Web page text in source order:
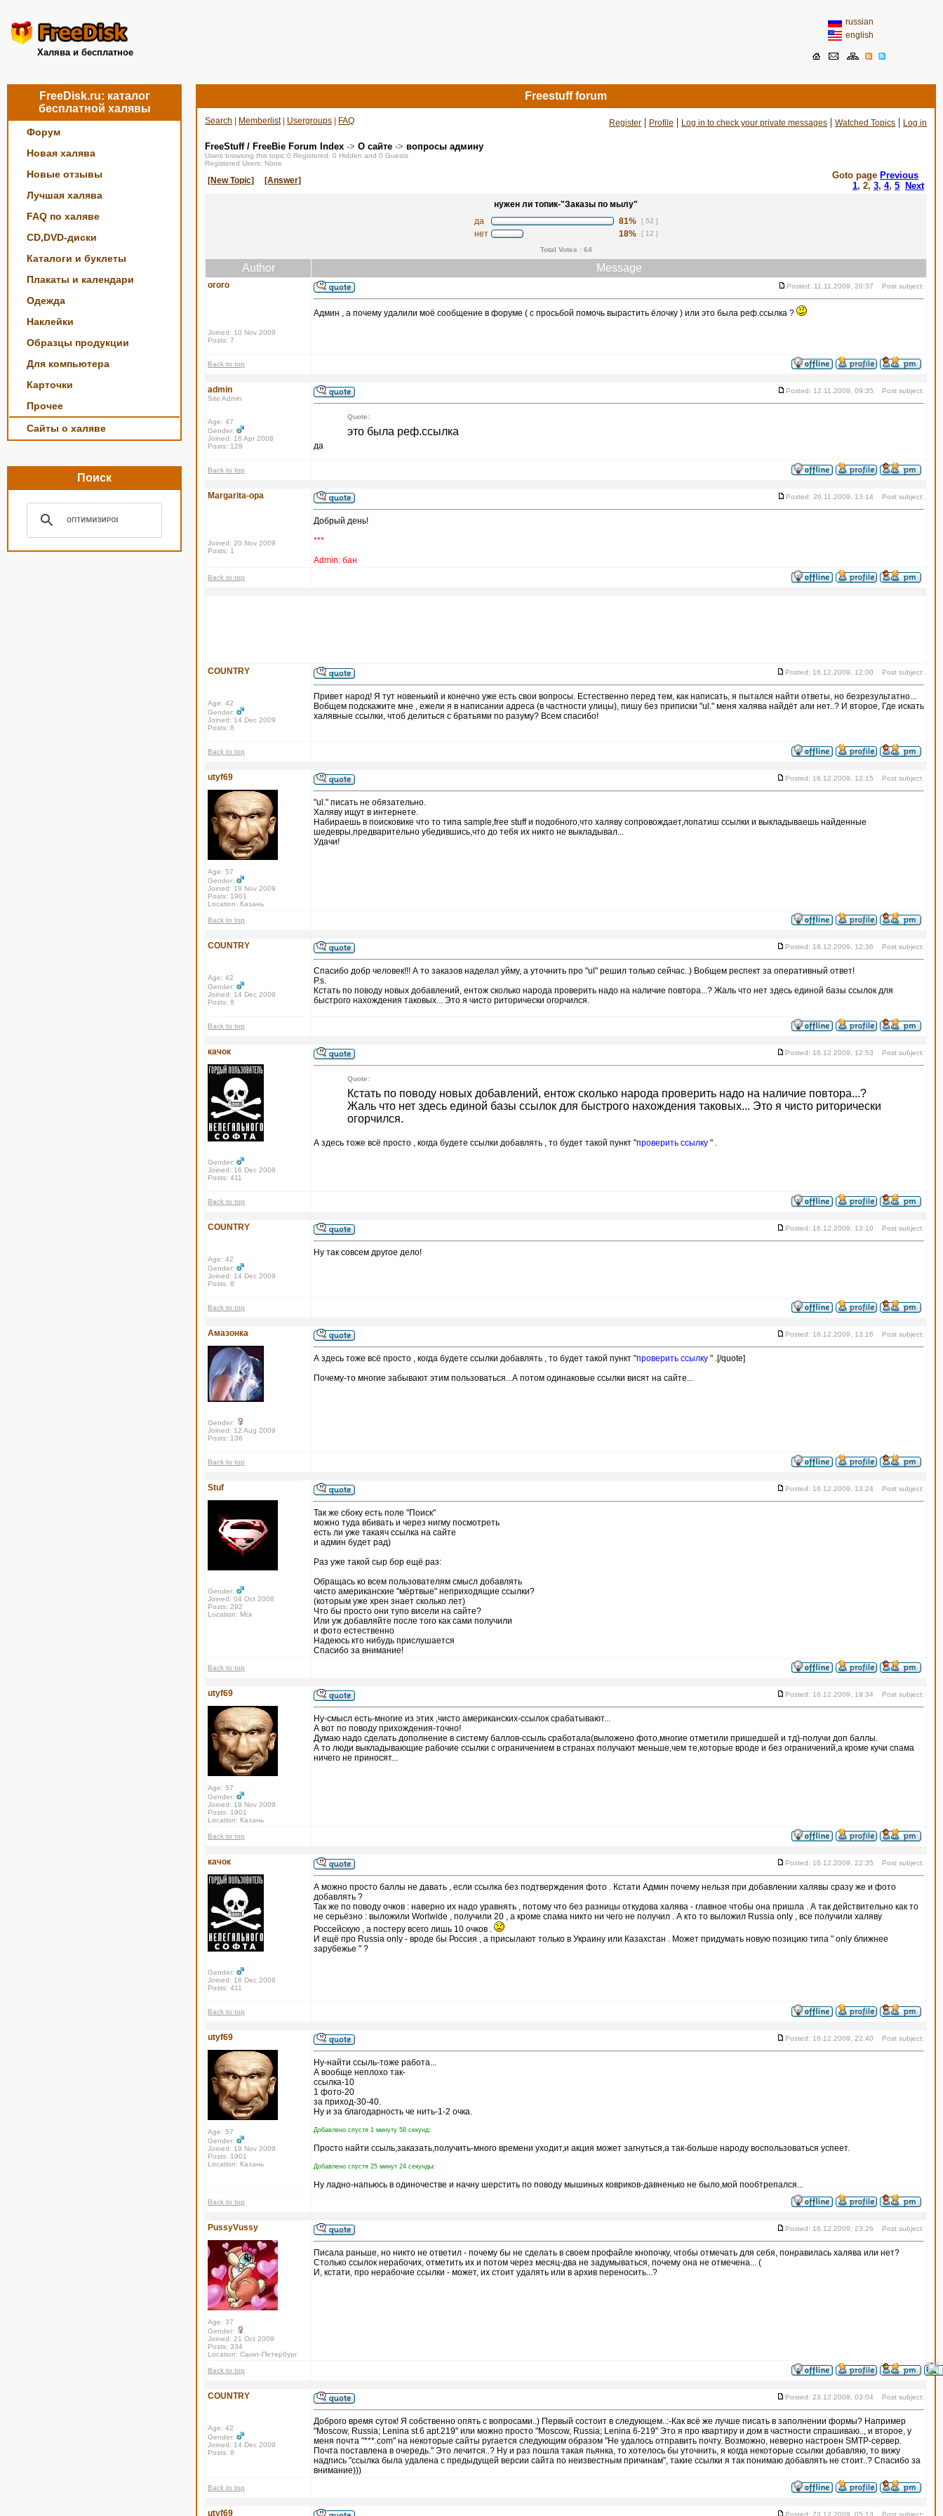
Халява и бесплатное
russian
english
FreeDisk.ru: каталог
бесплатной халявы
Форум
Новая халява
Новые отзывы
Лучшая халява
FAQ по халяве
CD,DVD-диски
Каталоги и буклеты
Плакаты и календари
Одежда
Наклейки
Образцы продукции
Для компьютера
Карточки
Прочее
Сайты о халяве
Поиск
Freestuff forum
Search Memberlist| Usergroups FAQ Register | Profile | Log in to check your private messages | Watched Topics | Log in
FreeStuff / FreeBie Forum Index -> О сайте -> вопросы админу
Users browsing this topic:0 Registered, 0 Hidden and 0 Guests
Registered Users: None
[New Topic] [Answer] Goto page Previous
1, 2, 3, 4, 5 Next
нужен ли топик-"Заказы по мылу"
да
81% [ 52 ]
нет 18% [ 12 ]
Total Votes : 64
Author Message
огого
Joined: 10 Nov 2009
Posts: 7
Posted: 11.11.2009, 20:37 Post subject:
Админ , а почему удалили моё сообщение в форуме ( с просьбой помочь вырастить ёлочку ) или это была реф.ссылка ?
Back to top
admin
Site Admin
Age: 47
Gender:
Joined: 16 Apr 2008
Posts: 129
Posted: 12.11.2009, 09:35 Post subject:
Quote:
это была реф.ссылка
да
Back to top
Margarita-opa
Joined: 20 Nov 2009
Posts: 1
Posted: 20.11.2009, 13:14 Post subject:
Добрый день!
***
Admin: бан
Back to top
COUNTRY
Age: 42
Gender:
Joined: 14 Dec 2009
Posts: 8
Posted: 16.12.2009, 12:00 Post subject:
Привет народ! Я тут новенький и конечно уже есть свои вопросы. Естественно перед тем, как написать, я пытался найти ответы, но безрезультатно...
Вобщем подскажите мне , ежели я в написании адреса (в частности улицы), пишу без приписки "ul." меня халява найдёт али нет..? И второе, Где искать
халявные ссылки, чтоб делиться с братьями по разуму? Всем спасибо!
Back to top
utyf69
Age: 57
Gender:
Joined: 19 Nov 2009
Posts: 1901
Location: Казань
Posted: 16.12.2009, 12:15 Post subject:
"ul." писать не обязательно.
Халяву ищут в интернете.
Набираешь в поисковике что то типа sample,free stuff и подобного,что халяву сопровождает,лопатиш ссылки и выкладываешь найденные
шедевры,предварительно убедившись,что до тебя их никто не выкладывал...
Удачи!
Back to top
COUNTRY
Age: 42
Gender:
Joined: 14 Dec 2009
Posts: 8
Posted: 16.12.2009, 12:36 Post subject:
Спасибо добр человек!!! А то заказов наделал уйму, а уточнить про "ul" решил только сейчас..) Вобщем респект за оперативный ответ!
P.s.
Кстать по поводу новых добавлений, ентож сколько народа проверить надо на наличие повтора...? Жаль что нет здесь единой базы ссылок для
быстрого нахождения таковых... Это я чисто риторически огорчился.
Back to top
качок
Gender:
Joined: 16 Dec 2008
Posts: 411
Posted: 16.12.2009, 12:53 Post subject:
Quote:
Кстать по поводу новых добавлений, ентож сколько народа проверить надо на наличие повтора...?
Жаль что нет здесь единой базы ссылок для быстрого нахождения таковых... Это я чисто риторически
огорчился.
А здесь тоже всё просто , когда будете ссылки добавлять , то будет такой пункт "проверить ссылку " .
Back to top
COUNTRY
Age: 42
Gender:
Joined: 14 Dec 2009
Posts: 8
Posted: 16.12.2009, 13:10 Post subject:
Ну так совсем другое дело!
Back to top
Амазонка
Gender:
Joined: 12 Aug 2009
Posts: 136
Posted: 16.12.2009, 13:16 Post subject:
А здесь тоже всё просто , когда будете ссылки добавлять , то будет такой пункт "проверить ссылку " .[/quote]
Почему-то многие забывают этим пользоваться...А потом одинаковые ссылки висят на сайте...
Back to top
Stuf
Gender:
Joined: 04 Oct 2008
Posts: 292
Location: Мск
Posted: 16.12.2009, 13:24 Post subject:
Так же сбоку есть поле "Поиск"
можно туда вбивать и через нигму посмотреть
есть ли уже такаяч ссылка на сайте
и админ будет рад)
Раз уже такой сыр бор ещё раз:
Обращась ко всем пользователям смысл добавлять
чисто американские "мёртвые" неприходящие ссылки?
(которым уже хрен знает сколько лет)
Что бы просто они тупо висели на сайте?
Или уж добавляйте после того как сами получили
и фото естественно
Надеюсь кто нибудь прислушается
Спасибо за внимание!
Back to top
utyf69
Age: 57
Gender:
Joined: 19 Nov 2009
Posts: 1901
Location: Казань
Posted: 16.12.2009, 19:34 Post subject:
Ну-смысл есть-многие из этих ,чисто американских-ссылок срабатывают...
А вот по поводу прихождения-точно!
Думаю надо сделать дополнение в систему баллов-ссыль сработала(выложено фото,многие отметили пришедшей и тд)-получи доп баллы.
А то люди выкладывающие рабочие ссылки с ограничением в странах получают меньше,чем те,которые вроде и без ограничений,а кроме кучи спама
ничего не приносят...
Back to top
качок
Gender:
Joined: 16 Dec 2008
Posts: 411
Posted: 16.12.2009, 22:35 Post subject:
А можно просто баллы не давать , если ссылка без подтверждения фото . Кстати Админ почему нельзя при добавлении халявы сразу же и фото
добавлять ?
Так же по поводу очков : наверно их надо уравнять , потому что без разницы откудова халява - главное чтобы она пришла . А так действительно как то
не серьёзно : выложили Worlwide , получили 20 , а кроме спама никто ни чего не получил . А кто то выложил Russia only , все получили халяву
Россейскую , а постеру всего лишь 10 очков .
И ещё про Russia only - вроде бы Россия , а присылают только в Украину или Казахстан . Может придумать новую позицию типа " only ближнее
зарубежье " ?
Back to top
utyf69
Age: 57
Gender:
Joined: 19 Nov 2009
Posts: 1901
Location: Казань
Posted: 16.12.2009, 22:40 Post subject:
Ну-найти ссыль-тоже работа...
А вообще неплохо так-
ссылка-10
1 фото-20
за приход-30-40.
Ну и за благодарность че нить-1-2 очка.
Добавлено спустя 1 минуту 58 секунд:
Просто найти ссыль,заказать,получить-много времени уходит,и акция может загнуться,а так-больше народу воспользоваться успеет.
Добавлено спустя 25 минут 24 секунды:
Ну ладно-напьюсь в одиночестве и начну шерстить по поводу мышиных ковриков-давненько не было,мой пообтрепался...
Back to top
PussyVussy
Age: 37
Gender:
Joined: 21 Oct 2009
Posts: 334
Location: Санкт-Петербург
Posted: 16.12.2009, 23:26 Post subject:
Писала раньше, но никто не ответил - почему бы не сделать в своем профайле кнопочку, чтобы отмечать для себя, понравилась халява или нет?
Столько ссылок нерабочих, отметить их и потом через месяц-два не задумываться, почему она не отмечена... (
И, кстати, про нерабочие ссылки - может, их стоит удалять или в архив переносить...?
Back to top
COUNTRY
Age: 42
Gender:
Joined: 14 Dec 2009
Posts: 8
Posted: 23.12.2009, 03:04 Post subject:
Доброго время суток! Я собственно опять с вопросами..) Первый состоит в следующем..:-Как всё же лучше писать в заполнении формы? Например
"Moscow, Russia; Lenina st.6 apt.219" или можно просто "Moscow, Russia; Lenina 6-219" Это я про квартиру и дом в частности спрашиваю.., и второе, у
меня почта "***.com" на некоторые сайты ругается следующим образом "Не удалось отправить почту. Возможно, неверно настроен SMTP-сервер.
Почта поставлена в очередь." Это лечится..? Ну и раз пошла такая пьянка, то хотелось бы уточнить, я когда некоторые ссылки добавляю, то вижу
надпись "ссылка была удалена с предыдущей версии сайта по неизвестным причинам", такие ссылки я так понимаю добавлять не стоит..? Спасибо за
внимание)))
Back to top
utyf69 Posted: 23.12.2009, 05:13 Post subject: